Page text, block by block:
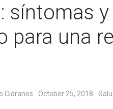
síntomas y
para una
Cidranes October 25, 2018